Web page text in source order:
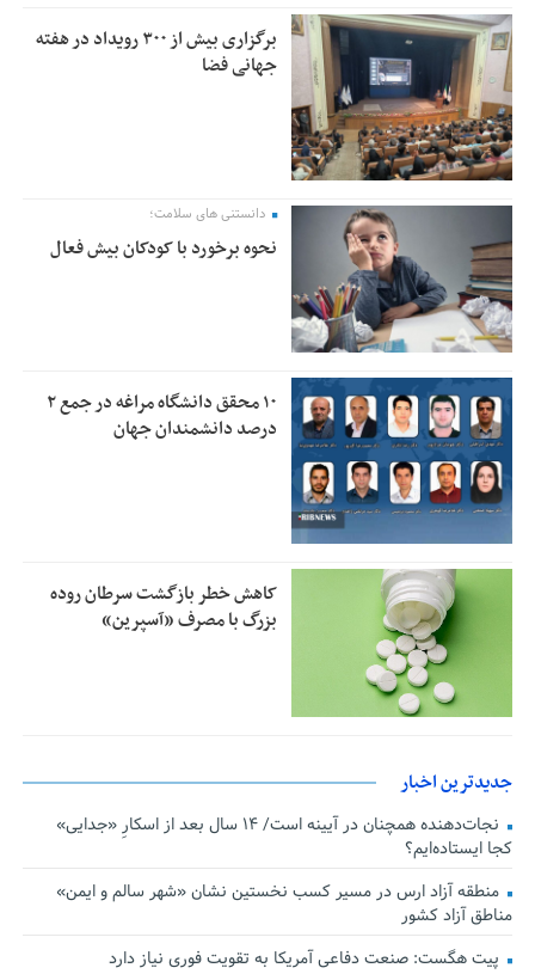
برگزاری بیش از ۳۰۰ رویداد در هفته
جهانی فضا
دانستنی های سلامت؛
نحوه برخورد با کودکان بیش فعال
۱۰ محقق دانشگاه مراغه در جمع ۲
درصد دانشمندان جهان
کاهش خطر بازگشت سرطان روده
بزرگ با مصرف «آسپرین»
جدیدترین اخبار
نجات‌دهنده‌ همچنان در آیینه است/ ۱۴ سال بعد از اسکارِ «جدایی»
کجا ایستاده‌ایم؟
منطقه آزاد ارس در مسیر کسب نخستین نشان «شهر سالم و ایمن»
مناطق آزاد کشور
پیت هگست: صنعت دفاعی آمریکا به تقویت فوری نیاز دارد